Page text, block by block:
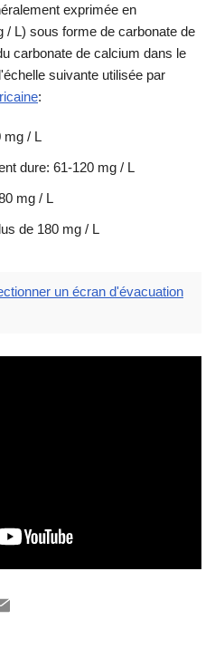
exprimée en
/ L) sous forme de carbonate de
carbonate de calcium dans le
suivante utilisée par
:
mg / L
dure: 61-120 mg / L
mg / L
de 180 mg / L
un écran d'évacuation